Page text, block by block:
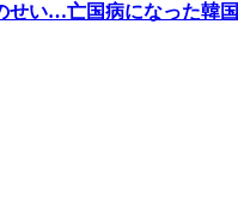
せい…亡国病になった韓国